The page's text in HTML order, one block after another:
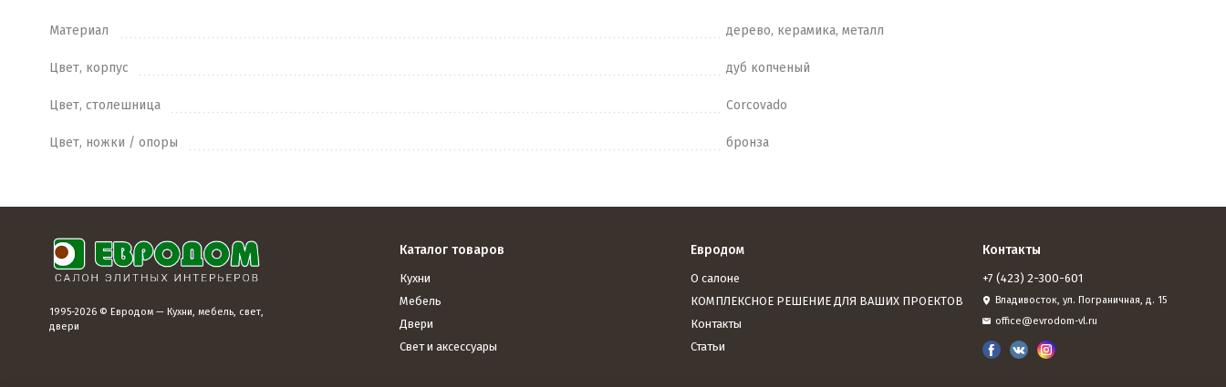
Материал дерево, керамика, металл
Цвет, корпус дуб копченый
Цвет, столешница Corcovado
Цвет, ножки / опоры бронза
1995-2026 © Евродом — Кухни, мебель, свет,
двери
Каталог товаров
Кухни
Мебель
Двери
Свет и аксессуары
Евродом
О салоне
КОМПЛЕКСНОЕ РЕШЕНИЕ ДЛЯ ВАШИХ ПРОЕКТОВ
Контакты
Статьи
Контакты
+7 (423) 2-300-601
Владивосток, ул. Пограничная, д. 15
office@evrodom-vl.ru